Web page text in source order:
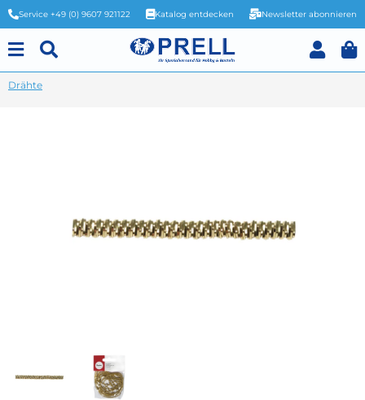
Service +49 (0) 9607 921122 Katalog entdecken Newsletter abonnieren
Drähte